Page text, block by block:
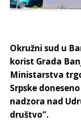
Okružni sud u
korist Grada
Ministarstva
Srpske
nadzora nad
društvo”.